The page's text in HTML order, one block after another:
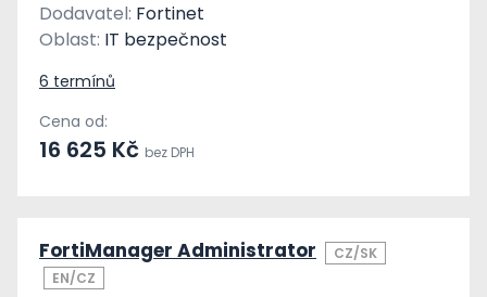
Dodavatel: Fortinet
Oblast: IT bezpečnost
6 termínů
Cena od:
16 625 Kč bez DPH
FortiManager Administrator
CZ/SK
EN/CZ